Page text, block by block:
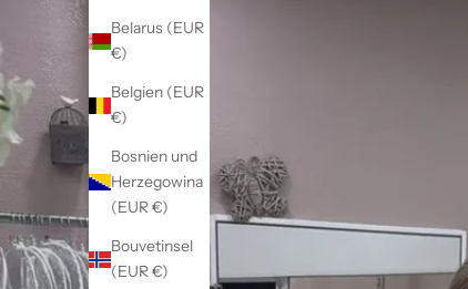
Belarus (EUR
€)
Belgien (EUR
€)
Bosnien und
Herzegowina
(EUR €)
Bouvetinsel
(EUR €)